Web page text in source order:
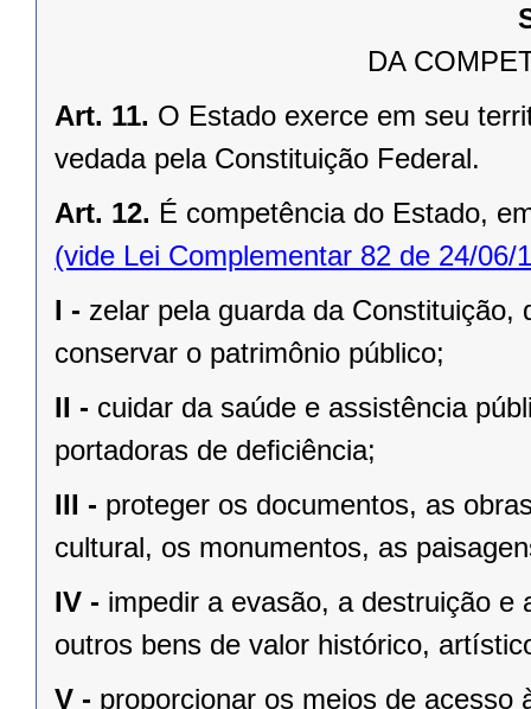
DA
Art. 11. O Estado exerce em seu
vedada pela Constituição Federal.
Art. 12. É competência do Estado,
(vide Lei Complementar 82 de 24/06/
I - zelar pela guarda da
conservar o patrimônio público;
II - cuidar da saúde e assistência
portadoras de deﬁciência;
III - proteger os documentos, as
cultural, os monumentos, as
IV - impedir a evasão, a destruição e
outros bens de valor histórico,
V - proporcionar os meios de acesso